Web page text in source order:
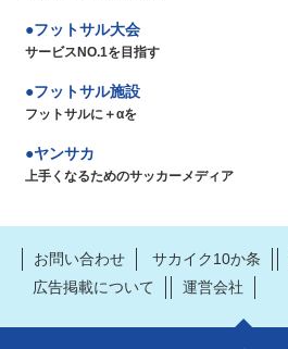
フットサル大会
サービスNO.1を目指す
フットサル施設
フットサルに＋αを
ヤンサカ
上手くなるためのサッカーメディア
お問い合わせ サカイク10か条
広告掲載について
運営会社